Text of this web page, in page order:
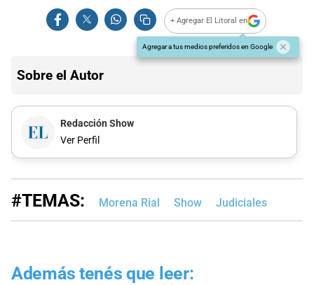
+ Agregar El Litoral en
Agregar a tus medios preferidos en Google
Sobre el Autor
Redacción Show
Ver Perfil
#TEMAS: Morena Rial Show Judiciales
Además tenés que leer: